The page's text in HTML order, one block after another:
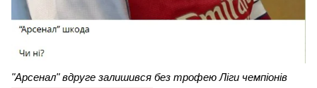
"Арсенал" вдруге залишився без трофею Ліги чемпіонів